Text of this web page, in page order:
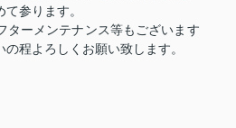
参ります。
ターメンテナンス等もございます
程よろしくお願い致します。